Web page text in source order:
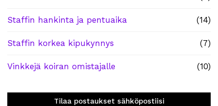
Staffin hankinta ja pentuaika (14)
Staffin korkea kipukynnys (7)
Vinkkejä koiran omistajalle (10)
Tilaa postaukset sähköpostiisi